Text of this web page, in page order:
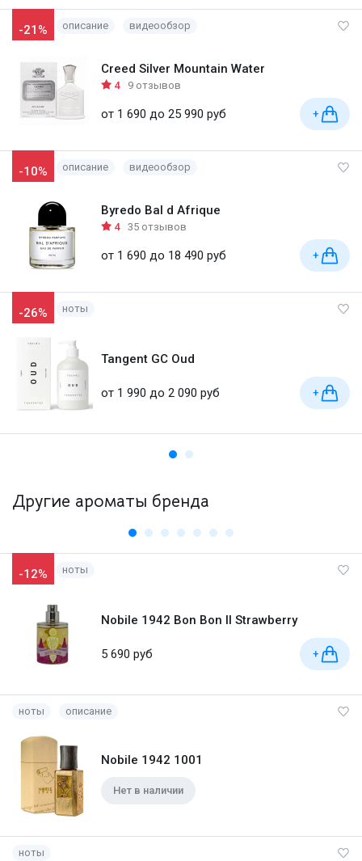
-21% описание видеообзор
Creed Silver Mountain Water
4 9 отзывов
от 1 690 до 25 990 руб +
-10% описание видеообзор
Byredo Bal d Afrique
4 35 отзывов
от 1 690 до 18 490 руб +
-26% ноты
Tangent GC Oud
от 1 990 до 2 090 руб +
Другие ароматы бренда
-12% ноты
Nobile 1942 Bon Bon II Strawberry
5 690 руб +
ноты описание
Nobile 1942 1001
Нет в наличии
ноты